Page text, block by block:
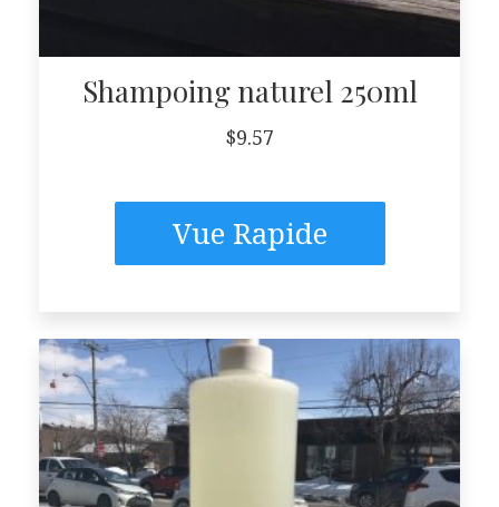
Shampoing naturel 250ml
$9.57
Vue Rapide